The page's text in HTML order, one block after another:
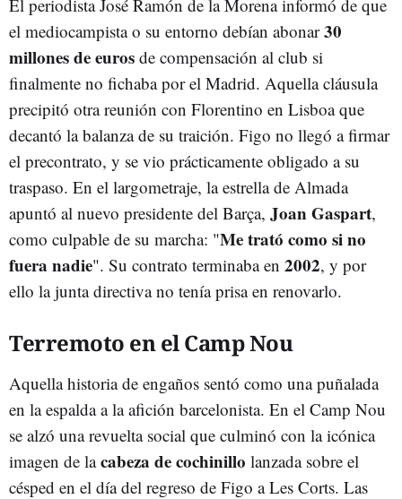
El periodista José Ramón de la Morena informó de que
el mediocampista o su entorno debían abonar30
millones de euros de compensación al club si
finalmente no fichaba por el Madrid. Aquella cláusula
precipitó otra reunión con Florentino en Lisboa que
decantó la balanza de su traición. Figo no llegó a firmar
el precontrato, y se vio prácticamente obligado a su
traspaso. En el largometraje, la estrella de Almada
apuntó al nuevo presidente del Barça, Joan Gaspart,
como culpable de su marcha: "Me trató como si no
fuera nadie". Su contrato terminaba en 2002, y por
ello la junta directiva no tenía prisa en renovarlo.
Terremoto en el Camp Nou
Aquella historia de engaños sentó como una puñalada
en la espalda a la afición barcelonista. En el Camp Nou
se alzó una revuelta social que culminó con la icónica
imagen de lacabeza de cochinillo lanzada sobre el
césped en el día del regreso de Figo a Les Corts. Las